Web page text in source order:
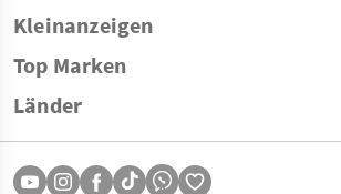
Kleinanzeigen
Top Marken
Länder